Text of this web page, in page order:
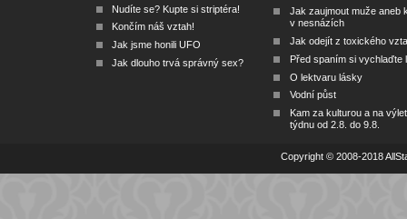
Nudíte se? Kupte si striptéra!
Končím náš vztah!
Jak jsme honili UFO
Jak dlouho trvá správný sex?
Jak zaujmout muže aneb
v nesnázích
Jak odejít z toxického
Před spaním si vychlaďte
O lektvaru lásky
Vodní půst
Kam za kulturou a na
týdnu od 2.8. do 9.8.
Copyright © 2008-2018